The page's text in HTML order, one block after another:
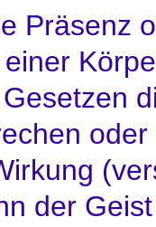
Präsenz
der